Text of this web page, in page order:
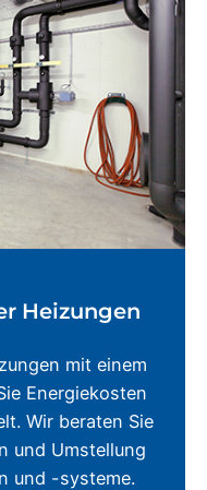
Heizungen
mit einem
Energiekosten
Wir beraten Sie
und Umstellung
und -systeme.